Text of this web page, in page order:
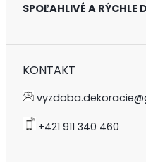
SPOĽAHLIVÉ A RÝCHLE
KONTAKT
+421 911 340 460